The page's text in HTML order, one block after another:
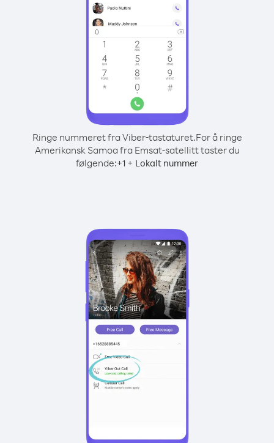
Ringe nummeret fra Viber-tastaturet.For å ringe
Amerikansk Samoa fra Emsat-satellitt taster du
følgende:+1 + Lokalt nummer